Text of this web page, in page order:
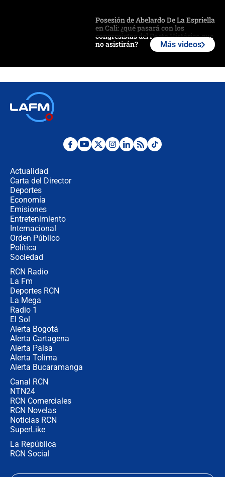
Posesión de Abelardo De La Espriella
en Cali: ¿qué pasará con los
congresistas del Pacto Histórico que
no asistirán?
¿Por qué De la Espriella gobernará
Más videos
Actualidad
Carta del Director
Deportes
Economía
Emisiones
Entretenimiento
Internacional
Orden Público
Política
Sociedad
RCN Radio
La Fm
Deportes RCN
La Mega
Radio 1
El Sol
Alerta Bogotá
Alerta Cartagena
Alerta Paisa
Alerta Tolima
Alerta Bucaramanga
Canal RCN
NTN24
RCN Comerciales
RCN Novelas
Noticias RCN
SuperLike
La República
RCN Social